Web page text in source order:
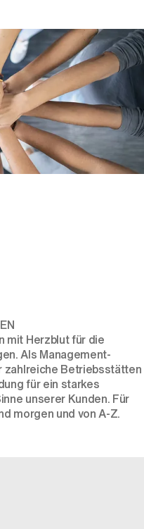
mit Herzblut für die
Als Management-
zahlreiche Betriebsstätten
für ein starkes
unserer Kunden. Für
morgen und von A-Z.